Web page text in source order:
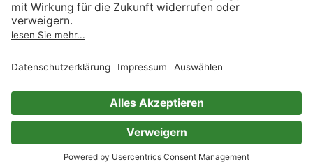
Verträge hier kündigen
Impressum
Immer ein gutes Buch